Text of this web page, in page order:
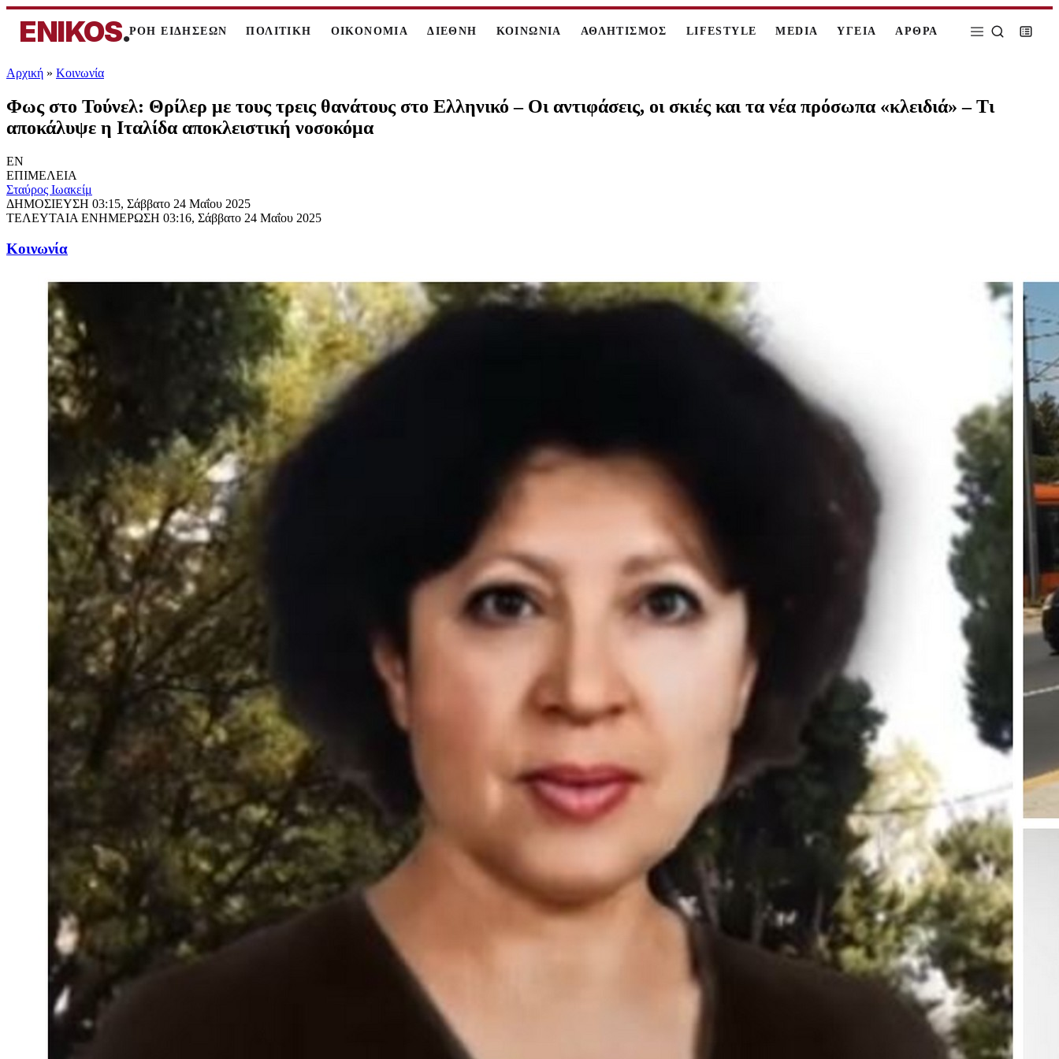
ENIKOS.ΡΟΗ ΕΙΔΗΣΕΩΝ ΠΟΛΙΤΙΚΗ ΟΙΚΟΝΟΜΙΑ ΔΙΕΘΝΗ ΚΟΙΝΩΝΙΑ ΑΘΛΗΤΙΣΜΟΣ LIFESTYLE MEDIA ΥΓΕΙΑ ΑΡΘΡΑ
Αρχική » Κοινωνία
Φως στο Τούνελ: Θρίλερ με τους τρεις θανάτους στο Ελληνικό – Οι αντιφάσεις, οι σκιές και τα νέα πρόσωπα «κλειδιά» – Τι
αποκάλυψε η Ιταλίδα αποκλειστική νοσοκόμα
EN
ΕΠΙΜΕΛΕΙΑ
Σταύρος Ιωακείμ
ΔΗΜΟΣΙΕΥΣΗ 03:15, Σάββατο 24 Μαΐου 2025
ΤΕΛΕΥΤΑΙΑ ΕΝΗΜΕΡΩΣΗ 03:16, Σάββατο 24 Μαΐου 2025
Κοινωνία